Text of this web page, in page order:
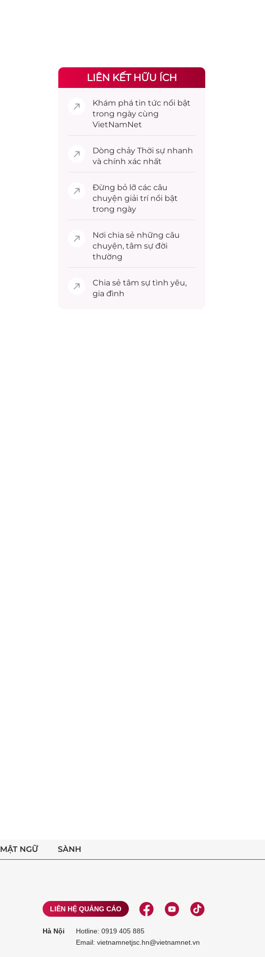
LIÊN KẾT HỮU ÍCH
Khám phá tin tức nổi bật
trong ngày cùng
VietNamNet
Dòng chảy Thời sự nhanh
và chính xác nhất
Đừng bỏ lỡ các câu
chuyện giải trínổi bật
trong ngày
Nơi chia sẻ những câu
chuyện, tâm sự đời
thường
Chia sẻ tâm sự tình yêu,
gia đình
MẬT NGỮ SÀNH
LIÊN HỆ QUẢNG CÁO
Hà Nội Hotline: 0919 405 885
Email: vietnamnetjsc.hn@vietnamnet.vn